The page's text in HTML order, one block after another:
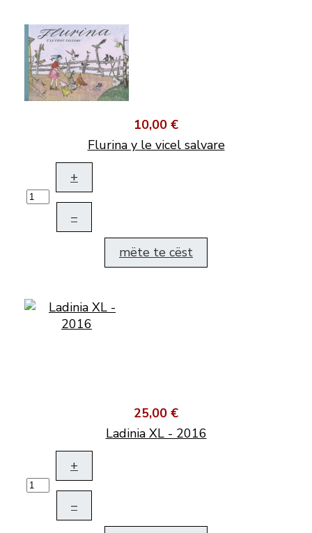
10,00 €
Flurina y le vicel salvare
+
–
mëte te cëst
25,00 €
Ladinia XL - 2016
+
–